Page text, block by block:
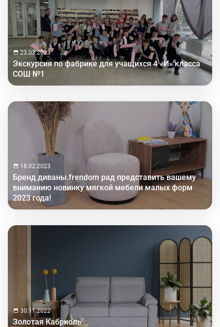
23.03.2023
Экскурсия по фабрике для учащихся 4 «И» класса
СОШ №1
18.02.2023
Бренд диваны.frendom рад представить вашему
вниманию новинку мягкой мебели малых форм
2023 года!
30.11.2022
Золотая Кабриоль